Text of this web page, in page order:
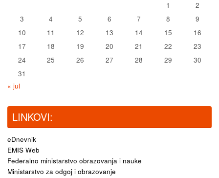
1
2
3
4 5 6 7 8
9
10
11 12 13 14 15
16
17
18 19 20 21 22
23
24
25 26 27 28 29
30
31
« jul
LINKOVI:
eDnevnik
EMIS Web
Federalno ministarstvo obrazovanja i nauke
Ministarstvo za odgoj i obrazovanje